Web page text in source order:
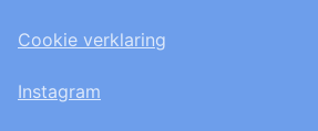
Cookie verklaring
Instagram